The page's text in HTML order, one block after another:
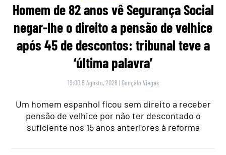
Homem de 82 anos vê Segurança Social
negar-lhe o direito a pensão de velhice
após 45 de descontos: tribunal teve a
‘última palavra’
19:00 5 Agosto, 2026 | Gonçalo Viegas
Um homem espanhol ficou sem direito a receber
pensão de velhice por não ter descontado o
suficiente nos 15 anos anteriores à reforma